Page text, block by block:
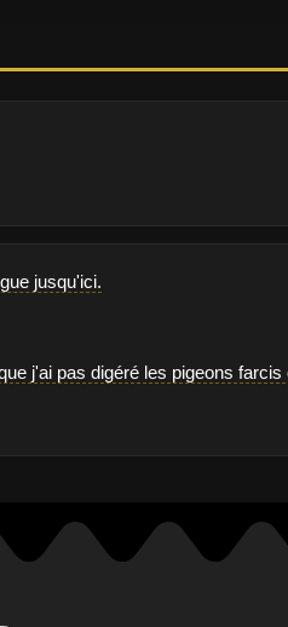
jusqu'ici.
j'ai pas digéré les pigeons farcis